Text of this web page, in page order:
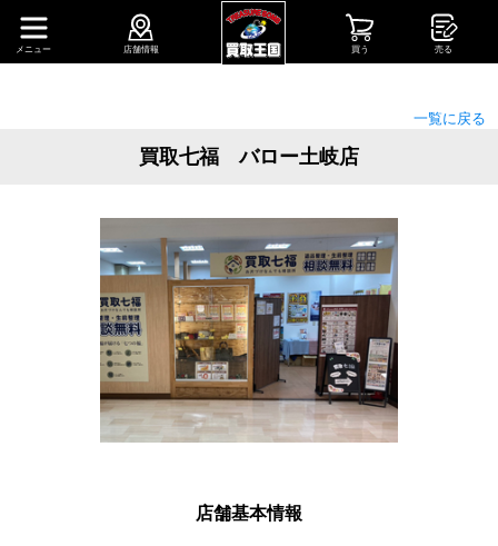
店舗情報 買う 売る
メニュー
一覧に戻る
買取七福 バロー土岐店
店舗基本情報